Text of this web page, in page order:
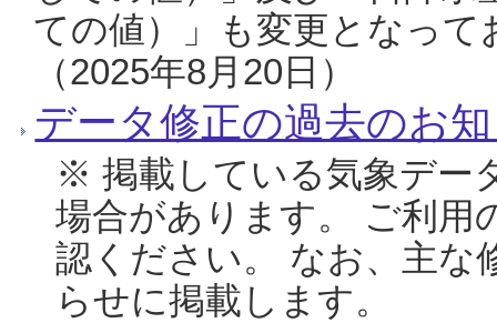
ての値）」も変更となっ
（2025年8月20日）
データ修正の過去のお
※ 掲載している気象デー
場合があります。 ご利用
認ください。 なお、主な
らせに掲載します。